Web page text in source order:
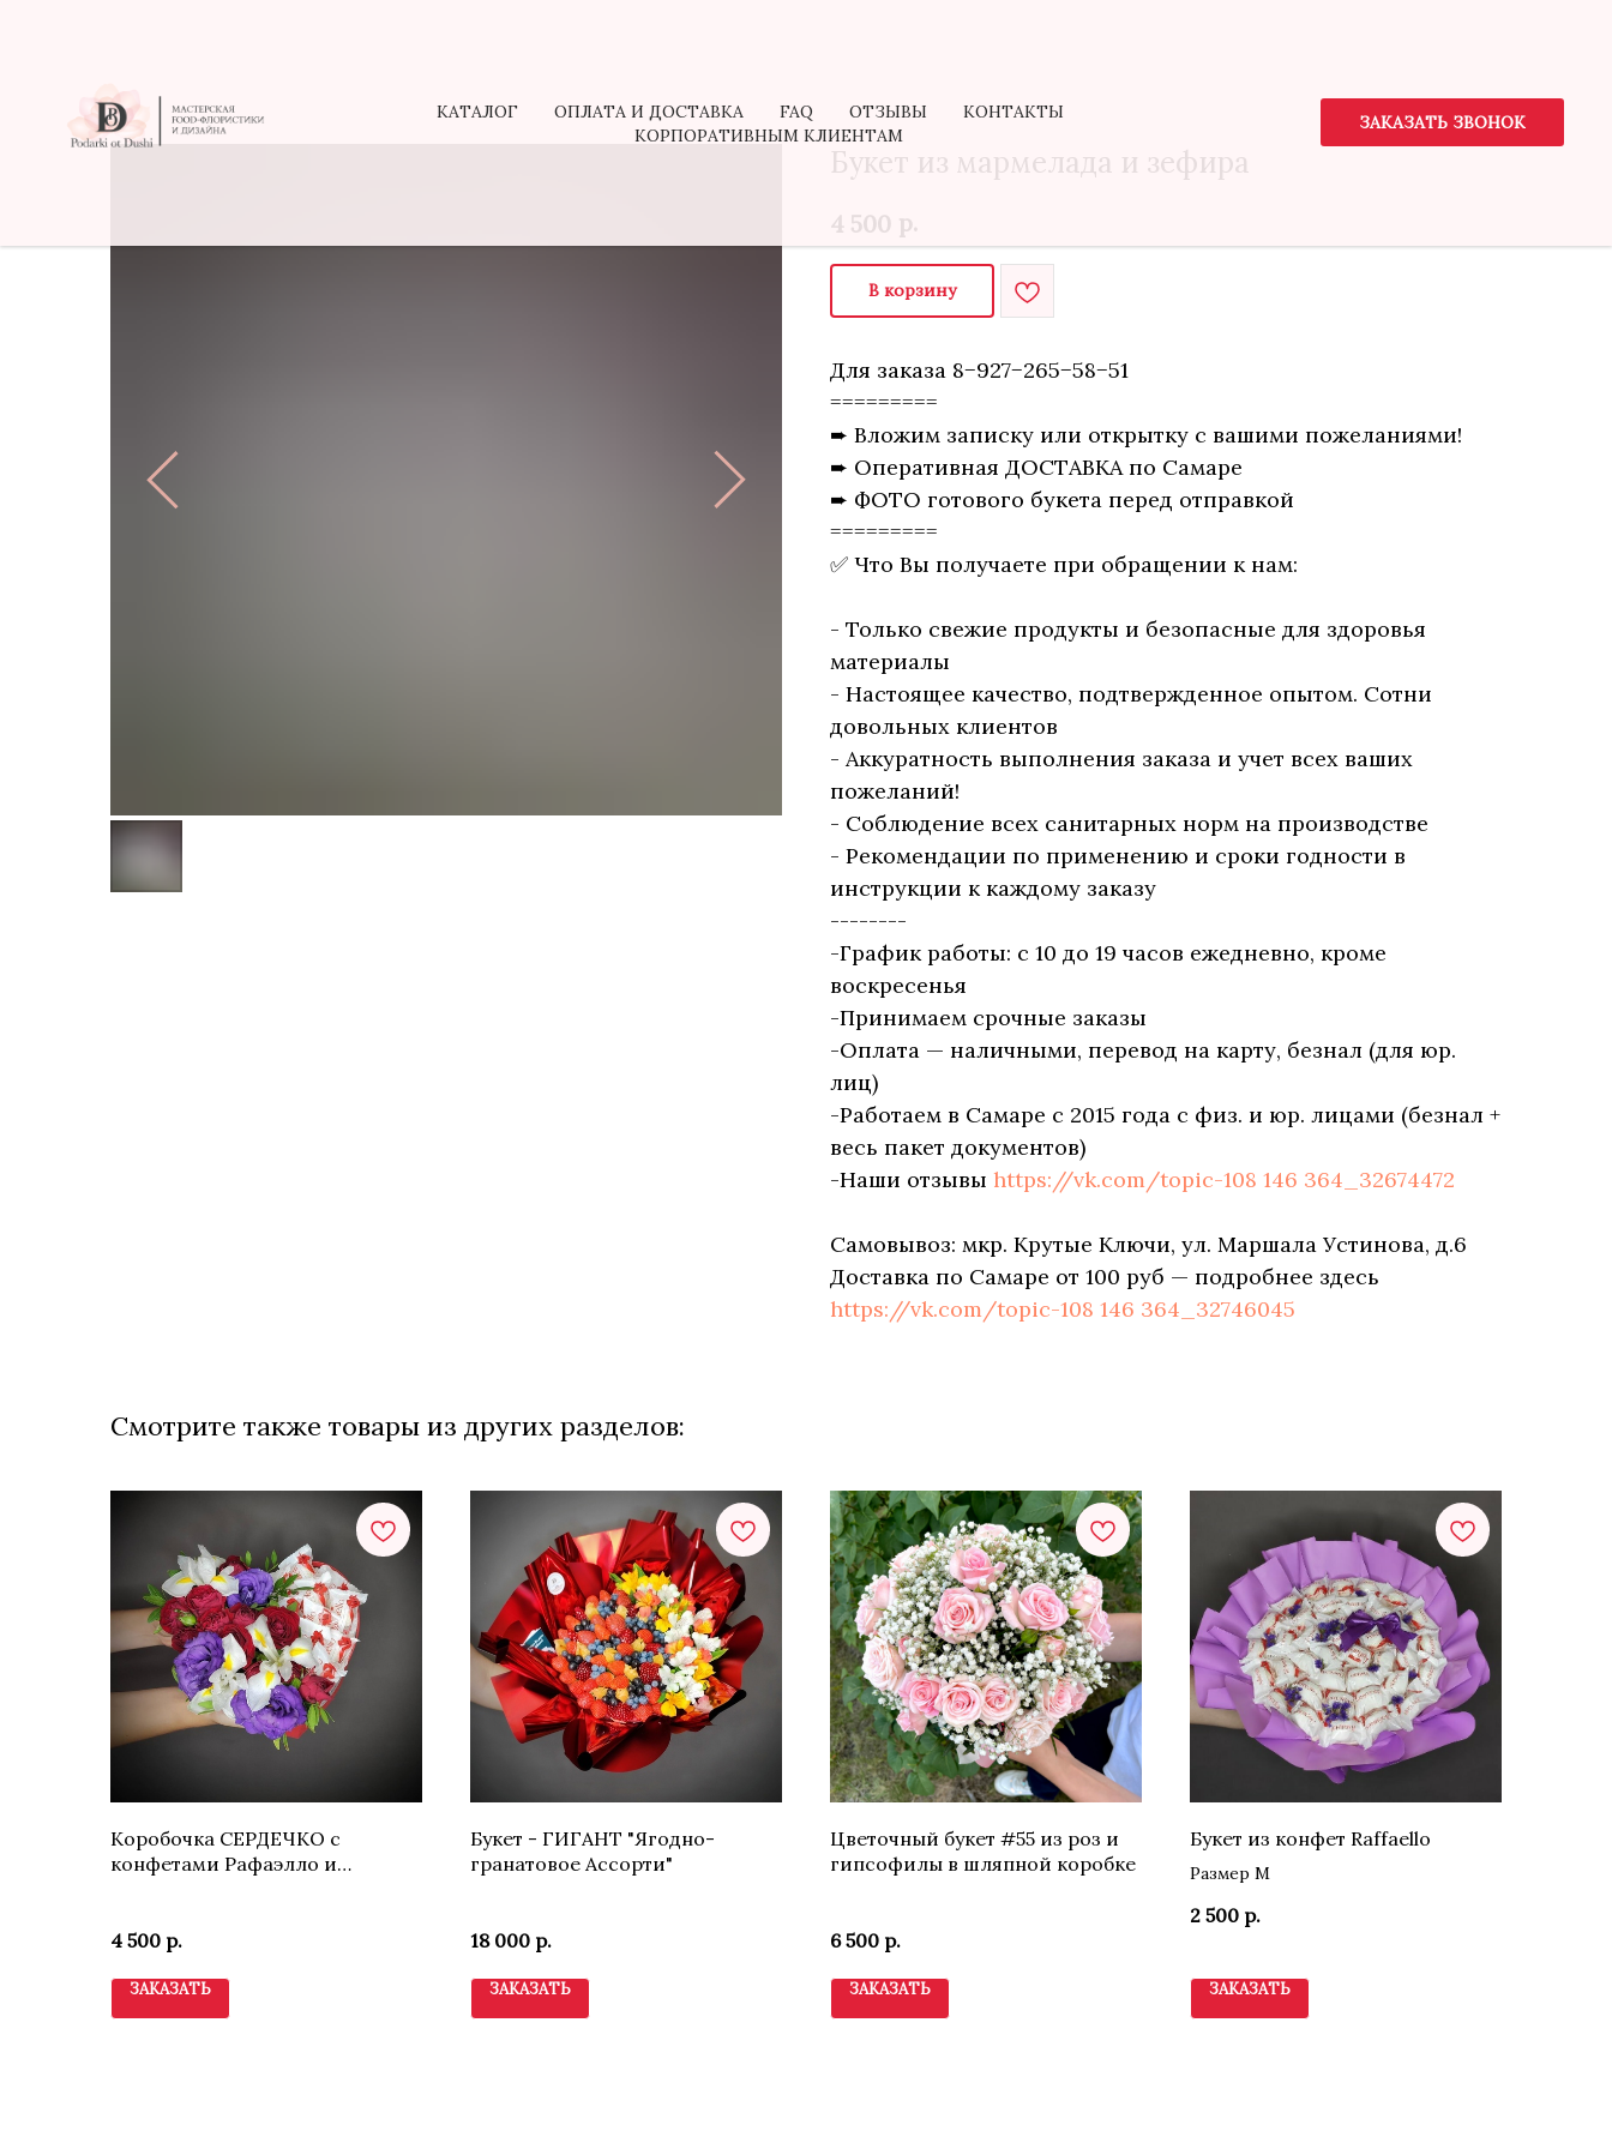
КАТАЛОГ ОПЛАТА И ДОСТАВКА FAQ ОТЗЫВЫ
КОНТАКТЫ
КОРПОРАТИВНЫМ КЛИЕНТАМ
ЗАКАЗАТЬ ЗВОНОК
Букет из мармелада и зефира
4 500 р.
В корзину
Для заказа 8−927−265−58−51
=========
➨ Вложим записку или открытку с вашими пожеланиями!
➨ Оперативная ДОСТАВКА по Самаре
➨ ФОТО готового букета перед отправкой
=========
✅ Что Вы получаете при обращении к нам:
- Только свежие продукты и безопасные для здоровья
материалы
- Настоящее качество, подтвержденное опытом. Сотни
довольных клиентов
- Аккуратность выполнения заказа и учет всех ваших
пожеланий!
- Соблюдение всех санитарных норм на производстве
- Рекомендации по применению и сроки годности в
инструкции к каждому заказу
--------
-График работы: с 10 до 19 часов ежедневно, кроме
воскресенья
-Принимаем срочные заказы
-Оплата — наличными, перевод на карту, безнал (для юр.
лиц)
-Работаем в Самаре с 2015 года с физ. и юр. лицами (безнал +
весь пакет документов)
-Наши отзывы https://vk.com/topic-108 146 364_32674472
Самовывоз: мкр. Крутые Ключи, ул. Маршала Устинова, д.6
Доставка по Самаре от 100 руб — подробнее здесь
https://vk.com/topic-108 146 364_32746045
Смотрите также товары из других разделов:
Коробочка СЕРДЕЧКО с
конфетами Рафаэлло и
4 500 р.
ЗАКАЗАТЬ
Букет - ГИГАНТ "Ягодно-
гранатовое Ассорти"
18 000 р.
ЗАКАЗАТЬ
Цветочный букет #55 из роз и
гипсофилы в шляпной коробке
6 500 р.
ЗАКАЗАТЬ
Букет из конфет Raffaello
Размер М
2 500 р.
ЗАКАЗАТЬ